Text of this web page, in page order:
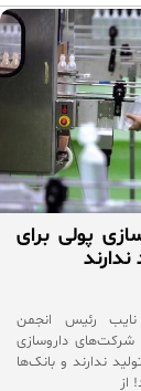
پولی برای
نایب رئیس انجمن
شرکت‌های داروسازی
ندارند و بانک‌ها
از